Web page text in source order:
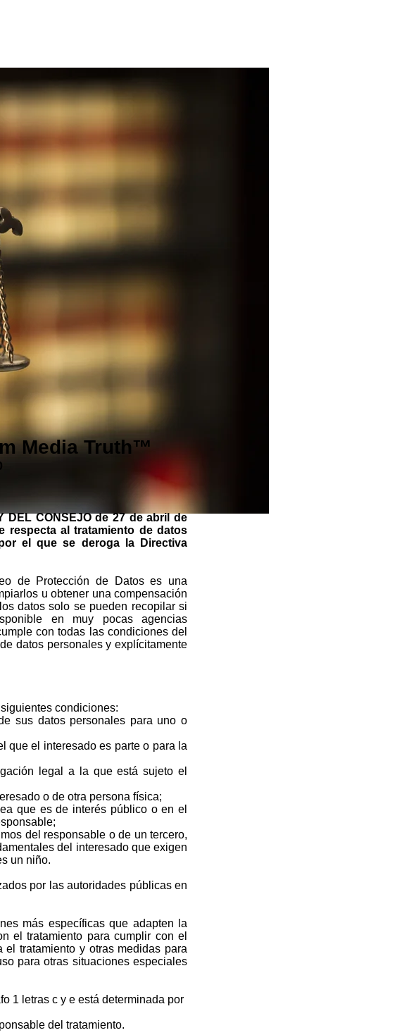
Media Truth™
DEL CONSEJO de 27 de abril de
respecta al tratamiento de datos
el que se deroga la Directiva
de Protección de Datos es una
u obtener una compensación
datos solo se pueden recopilar si
en muy pocas agencias
con todas las condiciones del
datos personales y explícitamente
condiciones:
sus datos personales para uno o
que el interesado es parte o para la
legal a la que está sujeto el
o de otra persona física;
que es de interés público o en el
del responsable o de un tercero,
del interesado que exigen
un niño.
por las autoridades públicas en
más específicas que adapten la
el tratamiento para cumplir con el
tratamiento y otras medidas para
para otras situaciones especiales
1 letras c y e está determinada por
del tratamiento.